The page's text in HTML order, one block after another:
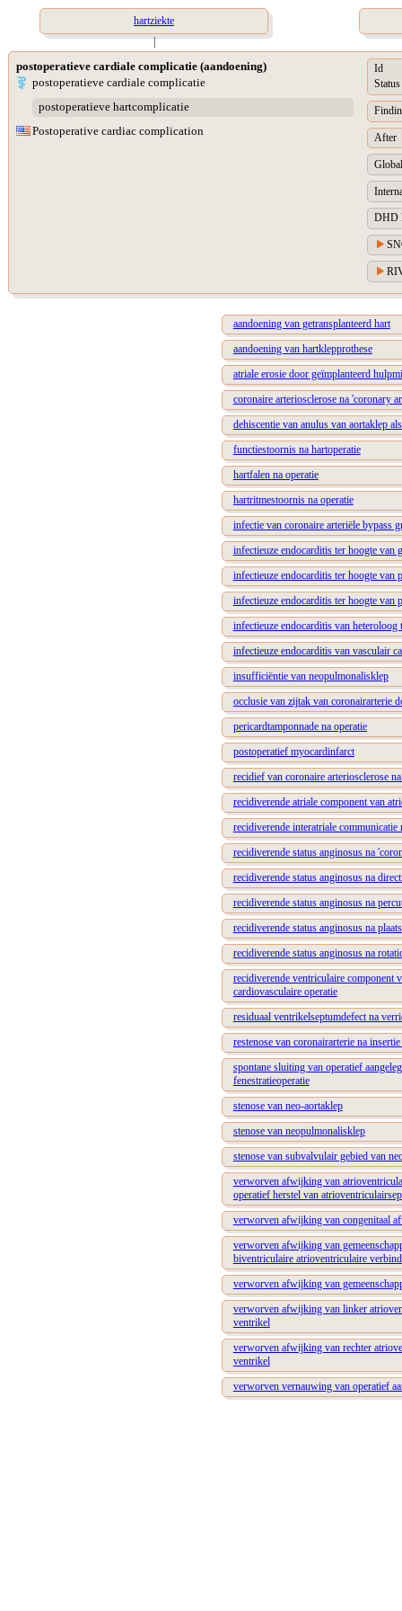
hartziekte
|
postoperatieve cardiale complicatie (aandoening)
postoperatieve cardiale complicatie
postoperatieve hartcomplicatie
Postoperative cardiac complication
Id
Status
After
DHD
aandoening van getransplanteerd hart
aandoening van hartklepprothese
atriale erosie door geïmplanteerd
coronaire arteriosclerose na 'coronary
dehiscentie van anulus van aortaklep
functiestoornis na hartoperatie
hartfalen na operatie
hartritmestoornis na operatie
infectie van coronaire arteriële bypass
infectieuze endocarditis ter hoogte van
infectieuze endocarditis ter hoogte van
infectieuze endocarditis ter hoogte van
infectieuze endocarditis van heteroloog
infectieuze endocarditis van vasculair
insufficiëntie van neopulmonalisklep
occlusie van zijtak van coronairarterie
pericardtamponnade na operatie
postoperatief myocardinfarct
recidief van coronaire arteriosclerose
recidiverende atriale component van
recidiverende interatriale communicatie
recidiverende status anginosus na
recidiverende status anginosus na
recidiverende status anginosus na
recidiverende status anginosus na
recidiverende status anginosus na
recidiverende ventriculaire component
cardiovasculaire operatie
residuaal ventrikelseptumdefect na
restenose van coronairarterie na
spontane sluiting van operatief
fenestratieoperatie
stenose van neo-aortaklep
stenose van neopulmonalisklep
stenose van subvalvulair gebied van
verworven afwijking van
operatief herstel van
verworven afwijking van congenitaal
verworven afwijking van
biventriculaire atrioventriculaire
verworven afwijking van
verworven afwijking van linker
ventrikel
verworven afwijking van rechter
ventrikel
verworven vernauwing van operatief